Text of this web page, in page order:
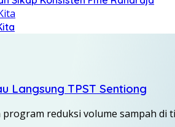
Langsung TPST Sentiong
program reduksi volume sampah di